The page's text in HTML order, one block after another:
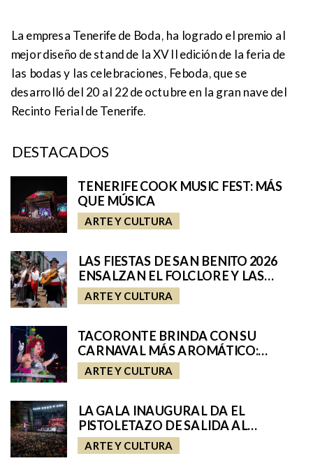
La empresa Tenerife de Boda, ha logrado el premio al
mejor diseño de stand de la XVII edición de la feria de
las bodas y las celebraciones, Feboda, que se
desarrolló del 20 al 22 de octubre en la gran nave del
Recinto Ferial de Tenerife.
DESTACADOS
TENERIFE COOK MUSIC FEST: MÁS
QUE MÚSICA
ARTE Y CULTURA
LAS FIESTAS DE SAN BENITO 2026
ENSALZAN EL FOLCLORE Y LAS
TRADICIONES DE TENERIFE E
INCORPORAN A SAN CRISTÓBAL A
ARTE Y CULTURA
TACORONTE BRINDA CON SU
CARNAVAL MÁS AROMÁTICO:
VUELVE MISS MOSTO 2026
ARTE Y CULTURA
LA GALA INAUGURAL DA EL
PISTOLETAZO DE SALIDA AL
CARNAVAL 2026
ARTE Y CULTURA